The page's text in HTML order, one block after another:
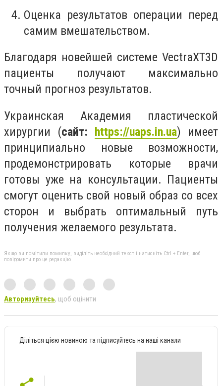
Оценка результатов операции перед
самим вмешательством.
Благодаря новейшей системе VectraXT3D
пациенты получают максимально
точный прогноз результатов.
Украинская Академия пластической
хирургии (сайт: https://uaps.in.ua) имеет
принципиально новые возможности,
продемонстрировать которые врачи
готовы уже на консультации. Пациенты
смогут оценить свой новый образ со всех
сторон и выбрать оптимальный путь
получения желаемого результата.
Якщо ви помітили помилку, виділіть необхідний текст і натисніть Ctrl + Enter, щоб
повідомити про це редакцію
Авторизуйтесь, щоб оцінити
Діліться цією новиною та підписуйтесь на наші канали